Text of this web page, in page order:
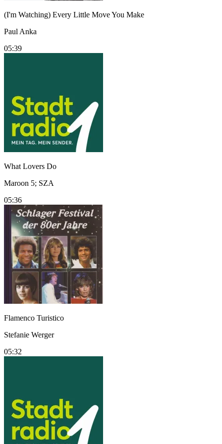
(I'm Watching) Every Little Move You Make
Paul Anka
05:39
What Lovers Do
Maroon 5; SZA
05:36
Flamenco Turistico
Stefanie Werger
05:32